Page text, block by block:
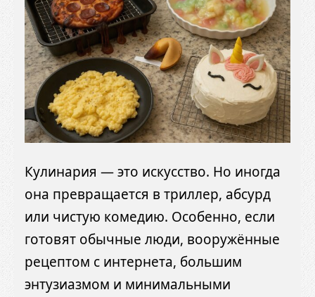
Кулинария — это искусство. Но иногда
она превращается в триллер, абсурд
или чистую комедию. Особенно, если
готовят обычные люди, вооружённые
рецептом с интернета, большим
энтузиазмом и минимальными